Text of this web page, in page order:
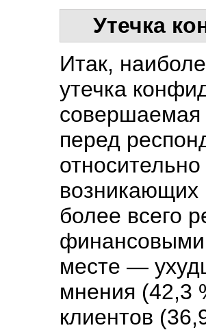
Утечка
Итак,
утечка
совершаемая
перед
возникающих
более всего
месте —
мнения (42,3
клиентов